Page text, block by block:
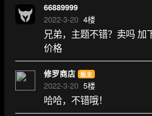
66889999
2022-3-20 4楼
兄弟，主题不错？卖吗
价格
修罗商店 版主
2022-3-20 5楼
哈哈，不错哦！